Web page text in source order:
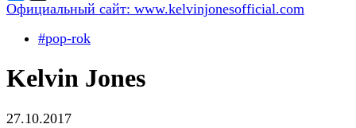
Официальный сайт: www.kelvinjonesofficial.com
#pop-rok
Kelvin Jones
27.10.2017